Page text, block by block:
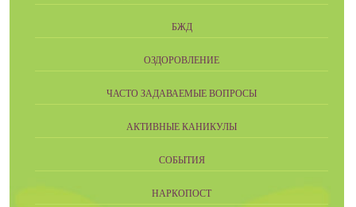
БЖД
ОЗДОРОВЛЕНИЕ
ЧАСТО ЗАДАВАЕМЫЕ ВОПРОСЫ
АКТИВНЫЕ КАНИКУЛЫ
СОБЫТИЯ
НАРКОПОСТ